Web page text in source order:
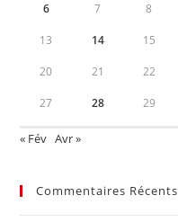
6 7 8
13 14 15
20 21 22
27 28 29
« Fév Avr »
Commentaires Récents